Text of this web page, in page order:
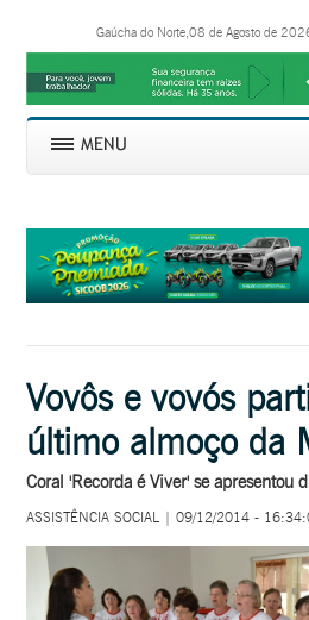
Gaúcha do Norte,08 de Agosto de
Vovôs e vovós
último almoço da
Coral 'Recorda é Viver' se apresentou
ASSISTÊNCIA SOCIAL | 09/12/2014 -